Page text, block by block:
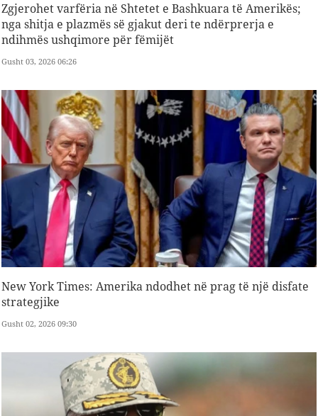
Zgjerohet varfëria në Shtetet e Bashkuara të Amerikës;
nga shitja e plazmës së gjakut deri te ndërprerja e
ndihmës ushqimore për fëmijët
Gusht 03, 2026 06:26
New York Times: Amerika ndodhet në prag të një disfate
strategjike
Gusht 02, 2026 09:30